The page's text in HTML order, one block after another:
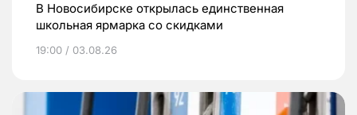
В Новосибирске открылась единственная
школьная ярмарка со скидками
19:00 / 03.08.26